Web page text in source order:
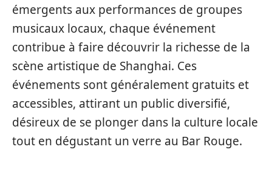
émergents aux performances de groupes
musicaux locaux, chaque événement
contribue à faire découvrir la richesse de la
scène artistique de Shanghai. Ces
événements sont généralement gratuits et
accessibles, attirant un public diversifié,
désireux de se plonger dans la culture locale
tout en dégustant un verre au Bar Rouge.